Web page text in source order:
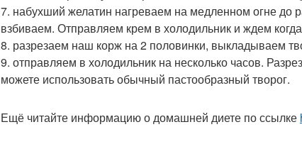
7. набухший желатин нагреваем на медленном огне до
взбиваем. Отправляем крем в холодильник и ждем
8. разрезаем наш корж на 2 половинки, выкладываем
9. отправляем в холодильник на несколько часов.
можете использовать обычный пастообразный творог.
Ещё читайте информацию о домашней диете по ссылке